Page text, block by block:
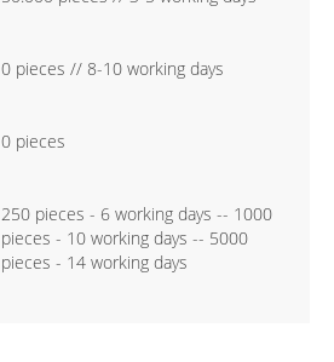
0 pieces // 8-10 working days
0 pieces
250 pieces - 6 working days -- 1000
pieces - 10 working days -- 5000
pieces - 14 working days